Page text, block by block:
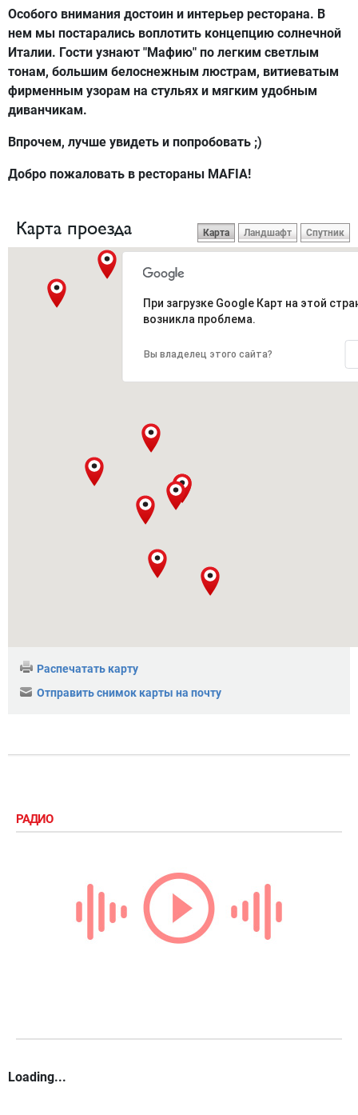
Особого внимания достоин и интерьер ресторана. В
нем мы постарались воплотить концепцию солнечной
Италии. Гости узнают "Мафию" по легким светлым
тонам, большим белоснежным люстрам, витиеватым
фирменным узорам на стульях и мягким удобным
диванчикам.
Впрочем, лучше увидеть и попробовать ;)
Добро пожаловать в рестораны MAFIA!
Карта проезда Карта Ландшафт Спутник
При загрузке Google Карт на этой
возникла проблема.
Вы владелец этого сайта?
Распечатать карту
Отправить снимок карты на почту
РАДИО
Loading...